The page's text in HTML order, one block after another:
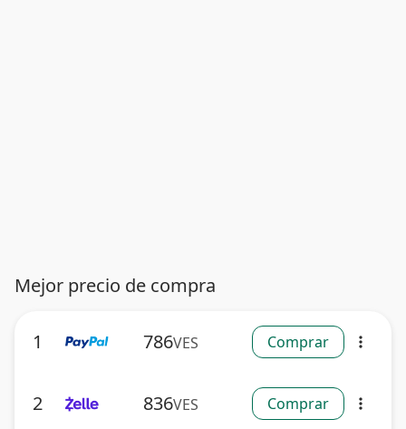
Mejor precio de compra
1 786VES Comprar more_vert
2 836VES Comprar more_vert